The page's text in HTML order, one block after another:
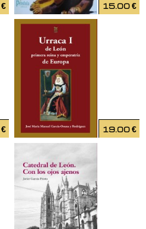
€ 15.00 €
€ 19.00 €